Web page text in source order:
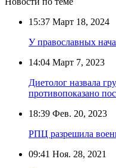
15:37 Март 18, 2024
У православных
14:04 Март 7, 2023
Диетолог назвала
противопоказано
18:39 Фев. 20, 2023
РПЦ разрешила
09:41 Ноя. 28, 2021